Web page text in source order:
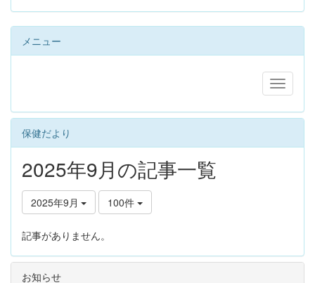
メニュー
保健だより
2025年9月の記事一覧
2025年9月 100件
記事がありません。
お知らせ